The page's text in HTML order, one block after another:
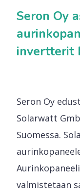
Seron Oy
invertterit
Seron Oy
Solarwatt
Suomessa.
valmistetaan